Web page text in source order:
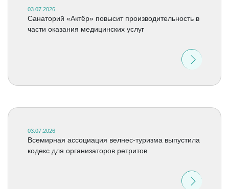
03.07.2026
Санаторий «Актёр» повысит производительность в
части оказания медицинских услуг
03.07.2026
Всемирная ассоциация велнес-туризма выпустила
кодекс для организаторов ретритов